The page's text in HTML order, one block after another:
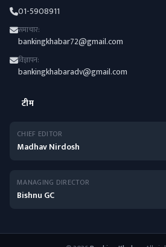
01-5908911
समाचार:
bankingkhabar72@gmail.com
विज्ञापन:
bankingkhabaradv@gmail.com
टीम
CHIEF EDITOR
Madhav Nirdosh
MANAGING DIRECTOR
Bishnu GC